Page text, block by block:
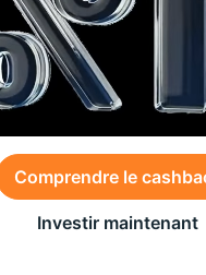
Comprendre le
Investir maintenant